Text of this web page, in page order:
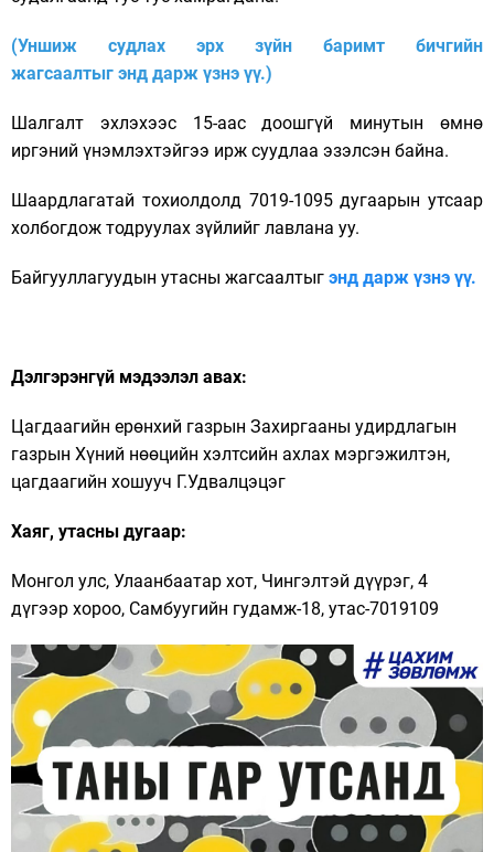
(Уншиж судлах эрх зүйн баримт бичгийн
жагсаалтыг энд дарж үзнэ үү.)
Шалгалт эхлэхээс 15-аас доошгүй минутын өмнө
иргэний үнэмлэхтэйгээ ирж суудлаа эзэлсэн байна.
Шаардлагатай тохиолдолд 7019-1095 дугаарын утсаар
холбогдож тодруулах зүйлийг лавлана уу.
Байгууллагуудын утасны жагсаалтыг энд дарж үзнэ үү.
Дэлгэрэнгүй мэдээлэл авах:
Цагдаагийн ерөнхий газрын Захиргааны удирдлагын
газрын Хүний нөөцийн хэлтсийн ахлах мэргэжилтэн,
цагдаагийн хошууч Г.Удвалцэцэг
Хаяг, утасны дугаар:
Монгол улс, Улаанбаатар хот, Чингэлтэй дүүрэг, 4
дүгээр хороо, Самбуугийн гудамж-18, утас-7019109